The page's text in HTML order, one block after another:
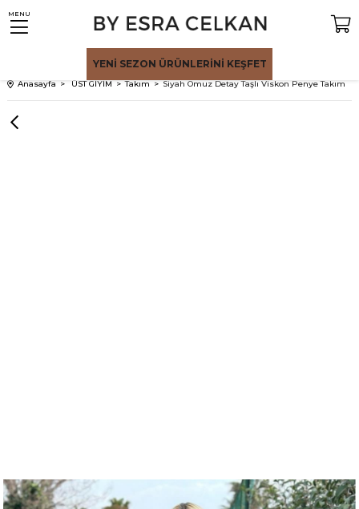
MENU
YENİ SEZON ÜRÜNLERİNİ KEŞFET
Anasayfa ÜST GİYİM Takım Siyah Omuz Detay Taşlı Viskon Penye Takım